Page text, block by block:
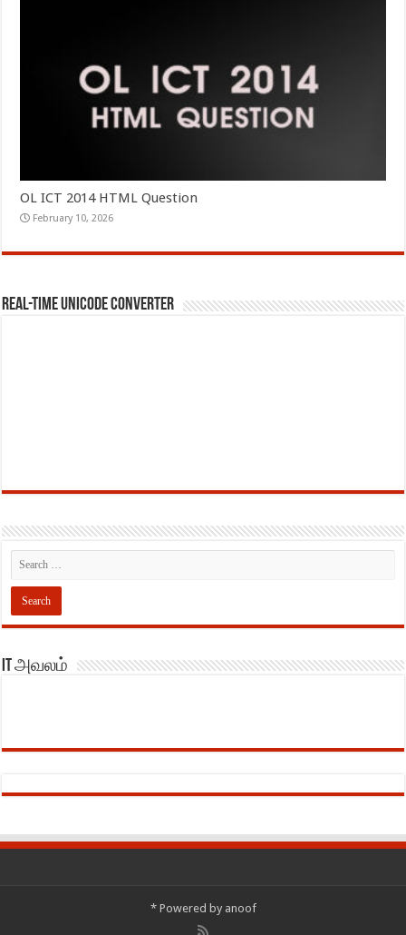
OL ICT 2014 HTML Question
February 10, 2026
REAL-TIME UNICODE CONVERTER
IT அவலம்
*Powered by anoof